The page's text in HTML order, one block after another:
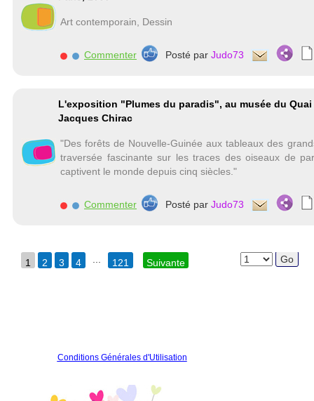
Art contemporain, Dessin
Commenter Posté par Judo73
L'exposition "Plumes du paradis", au musée du
Jacques Chirac
"Des forêts de Nouvelle-Guinée aux tableaux des
traversée fascinante sur les traces des oiseaux de
captivent le monde depuis cinq siècles."
Commenter Posté par Judo73
1 2 3 4 121 Suivante
Conditions Générales d'Utilisation